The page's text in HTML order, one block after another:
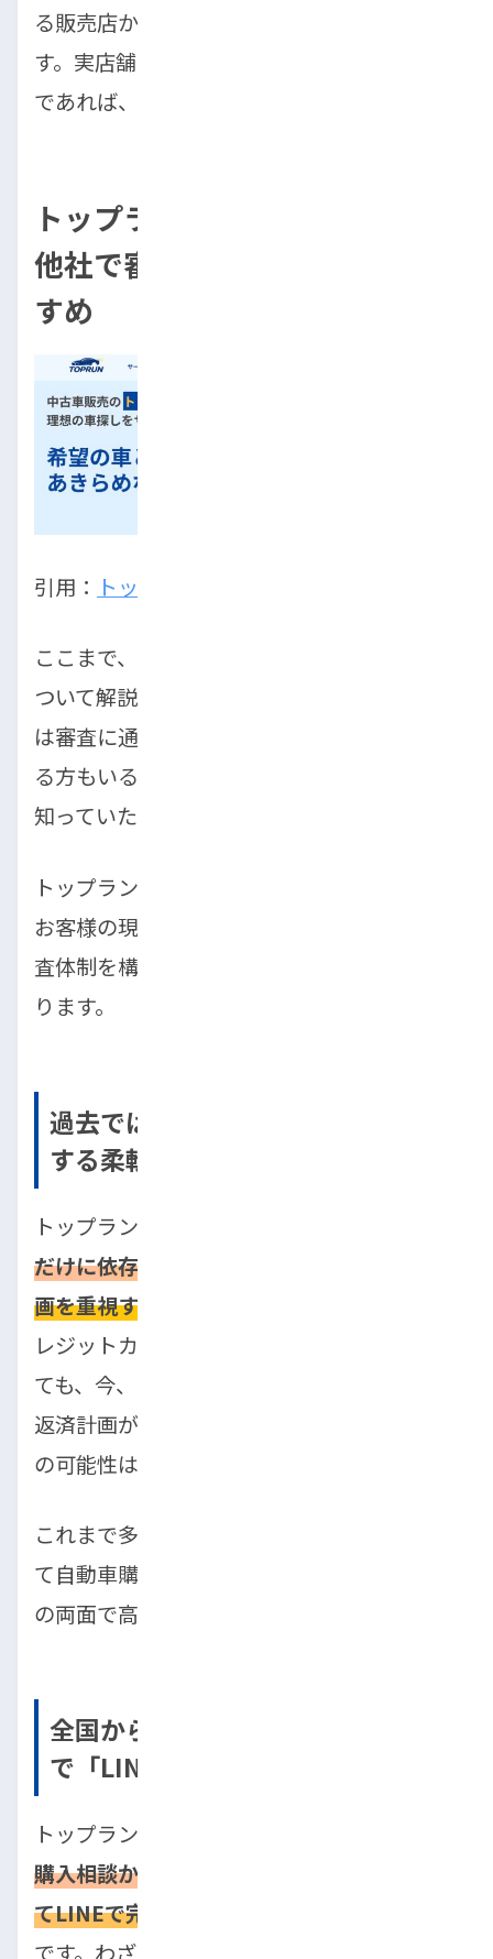
る販売店かどうかを見極めることが重要で
す。実店舗があり、長年営業している販売店
であれば、比較的安心できます。
トップランは柔軟な独自審査！
他社で審査落ちした方にもおす
すめ
引用： トップラン
ここまで、中古車の選び方とローンの不安に
ついて解説してきましたが、「それでも自分
は審査に通らないかもしれない」と感じてい
る方もいるかもしれません。そんな方にこそ
知っていただきたいのが、トップランです。
トップランは、複数のローン会社と提携し、
お客様の現在の収入状況を重視する柔軟な審
査体制を構築しており、
ります。
過去ではなく「今」のあなたを評価
する柔軟な審査体制
トップランの最大の特徴は、
だけに依存せず、現在の収入状況や支払い計
画を重視する
レジットカードの支払いが遅れたことがあっ
ても、今、安定した収入があり、無理のない
返済計画が立てられるのであれば、審査通過
の可能性は十分にあります。
これまで多くの利用者が、トップランを通じ
て自動車購入を実現しており、信頼性と実績
の両面で高い評価を受けています。
全国から購入可能！相談から契約ま
で「LINEで完結」する手軽さ
トップランの実店舗は埼玉県にありますが、
購入相談から契約、アフターサポートまで全
てLINEで完結し、全国どこへでも納車が可能
です。わざわざ店舗に足を運ぶ必要がなく、